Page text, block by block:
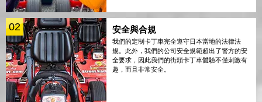
02 安全與合規
我們的定制卡丁車完全遵守日本當地的法律法
規。此外，我們的公司安全規範超出了警方的安
全要求，因此我們的街頭卡丁車體驗不僅刺激有
趣，而且非常安全。